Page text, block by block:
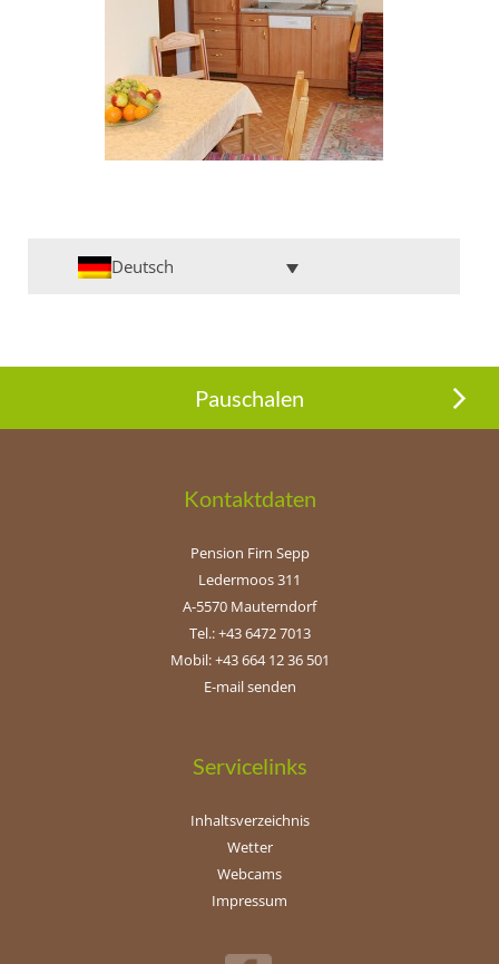
Deutsch
Pauschalen
Kontaktdaten
Pension Firn Sepp
Ledermoos 311
A-5570 Mauterndorf
Tel.: +43 6472 7013
Mobil: +43 664 12 36 501
E-mail senden
Servicelinks
Inhaltsverzeichnis
Wetter
Webcams
Impressum